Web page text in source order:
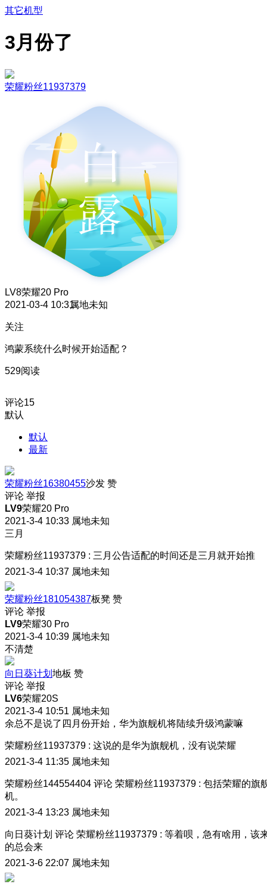
其它机型
3月份了
荣耀粉丝11937379
LV8荣耀20 Pro
2021-03-4 10:31属地未知
关注
鸿蒙系统什么时候开始适配？
529阅读
评论15
默认
默认
最新
荣耀粉丝16380455沙发 赞
评论 举报
LV9荣耀20 Pro
2021-3-4 10:33 属地未知
三月
荣耀粉丝11937379 : 三月公告适配的时间还是三月就开始推
2021-3-4 10:37 属地未知
荣耀粉丝181054387板凳 赞
评论 举报
LV9荣耀30 Pro
2021-3-4 10:39 属地未知
不清楚
向日葵计划 地板 赞
评论 举报
LV6荣耀20S
2021-3-4 10:51 属地未知
余总不是说了四月份开始，华为旗舰机将陆续升级鸿蒙嘛
荣耀粉丝11937379 : 这说的是华为旗舰机，没有说荣耀
2021-3-4 11:35 属地未知
荣耀粉丝144554404 评论 荣耀粉丝11937379 : 包括荣耀的旗
机。
2021-3-4 13:23 属地未知
向日葵计划 评论 荣耀粉丝11937379 : 等着呗，急有啥用，该
的总会来
2021-3-6 22:07 属地未知